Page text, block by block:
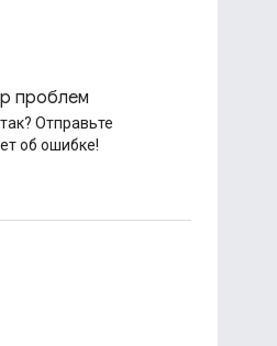
проблем
Отправьте
об ошибке!